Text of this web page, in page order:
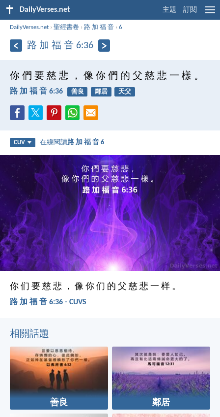
DailyVerses.net 主題 訂閱
DailyVerses.net ›聖經書卷 › 路 加 福 音 ›6
路 加 福 音 6:36
你 們 要 慈 悲 ， 像 你 們 的 父 慈 悲 一 樣 。
路 加 福 音 6:36 善良 鄰居 天父
CUV 在線閱讀路 加 福 音 6
你 们 要 慈 悲 ， 像 你 们 的 父 慈 悲 一 样 。
路 加 福 音 6:36 - CUVS
相關話題
善良 鄰居